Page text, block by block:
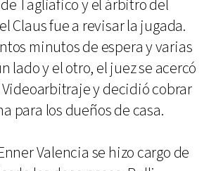
Tagliafico y el árbitro del
Claus fue a revisar la jugada.
minutos de espera y varias
lado y el otro, el juez se acercó
y decidió cobrar
para los dueños de casa.
Valencia se hizo cargo de